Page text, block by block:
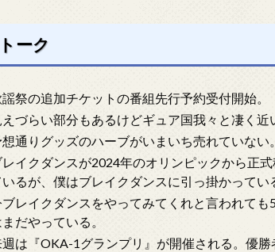
ーク
祭の追加チケットの番組先行予約受付開始。
づらい部分もあるけどギュア国我々と凄く近
通りグッズのハーブがいまいち売れていない。
イクダンスが2024年のオリンピックから正
るが、僕はブレイクダンスに引っ掛かってい
レイクダンスをやってみてくれと言われて
だやっている。
は『OKA-1グランプリ』が開催される。優